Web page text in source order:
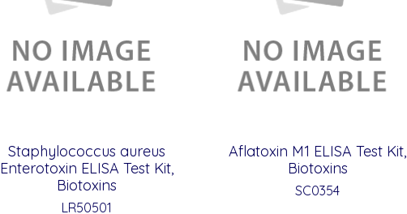
Staphylococcus aureus
Enterotoxin ELISA Test Kit,
Biotoxins
LR50501
Aflatoxin M1 ELISA Test Kit,
Biotoxins
SC0354